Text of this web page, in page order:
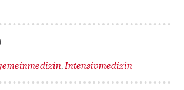
,Intensivmedizin